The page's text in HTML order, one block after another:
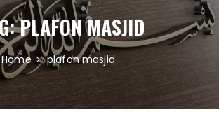
PLAFON MASJID
Home plafon masjid